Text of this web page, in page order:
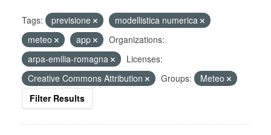
Tags: previsione
modellistica numerica
meteo
app
Organizations:
arpa-emilia-romagna
Licenses:
Creative Commons Attribution
Groups:
Meteo
Filter Results